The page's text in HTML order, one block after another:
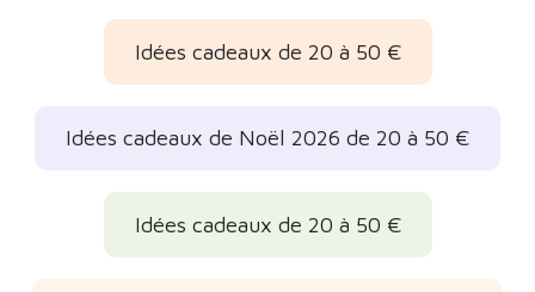
Idées cadeaux de 20 à 50 €
Idées cadeaux de Noël 2026 de 20 à 50 €
Idées cadeaux de 20 à 50 €